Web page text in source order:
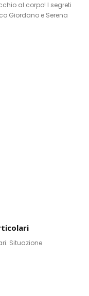
al corpo! I segreti
Giordano e Serena
Situazione